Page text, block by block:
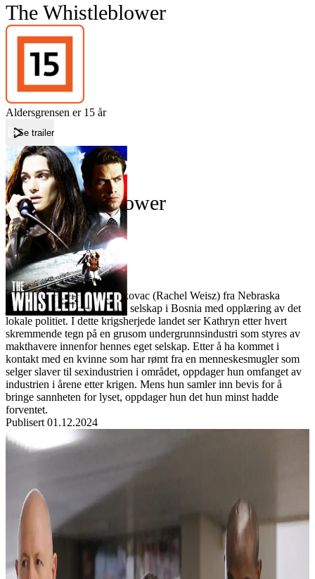
The Whistleblower
Aldersgrensen er 15 år
Se trailer
Forside The Whistleblower
The Whistleblower
Film
Forfatter:
Leverandør:
Norgesfilm AS
Lisens:
Politikvinnen Kathryn Bolkovac (Rachel Weisz) fra Nebraska
jobber for et privat, militært selskap i Bosnia med opplæring av det
lokale politiet. I dette krigsherjede landet ser Kathryn etter hvert
skremmende tegn på en grusom undergrunnsindustri som styres av
makthavere innenfor hennes eget selskap. Etter å ha kommet i
kontakt med en kvinne som har rømt fra en menneskesmugler som
selger slaver til sexindustrien i området, oppdager hun omfanget av
industrien i årene etter krigen. Mens hun samler inn bevis for å
bringe sannheten for lyset, oppdager hun det hun minst hadde
forventet.
Publisert 01.12.2024